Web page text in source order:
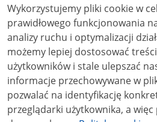
2025年臺灣國定假日
1月1日 （星期四）– 元旦
2月16-20日（星期一至星期五）–
2月27日（星期五）– 和平紀念日
4月3日（星期五）– 兒童節補假
4月6日（星期一）– 清明節
Wykorzystujemy pliki cookie w
prawidłowego funkcjonowania
analizy ruchu i optymalizacji działania
możemy lepiej dostosować
użytkowników i stale ulepszać nasze
informacje przechowywane w
pozwalać na identyfikację
przeglądarki użytkownika, a